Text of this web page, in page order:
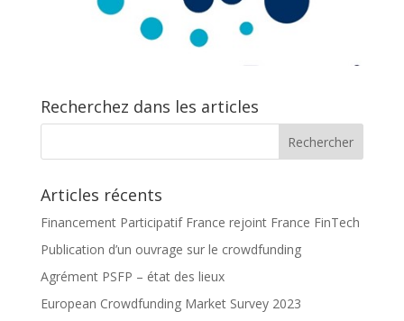
Recherchez dans les articles
Articles récents
Financement Participatif France rejoint France FinTech
Publication d’un ouvrage sur le crowdfunding
Agrément PSFP – état des lieux
European Crowdfunding Market Survey 2023